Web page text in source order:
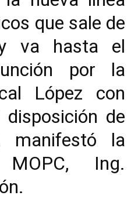
que sale de
va hasta el
por la
López con
de
manifestó la
Ing.